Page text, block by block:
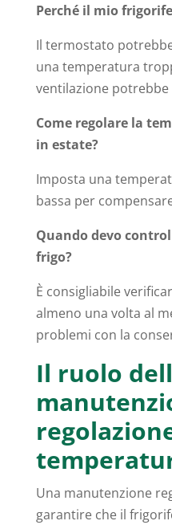
Perché il mio
Il termostato
una temperatura
ventilazione potrebbe
Come regolare la
in estate?
Imposta una
bassa per
Quando devo
frigo?
È consigliabile
almeno una volta al
problemi con la
Il ruolo
Una manutenzione
garantire che il